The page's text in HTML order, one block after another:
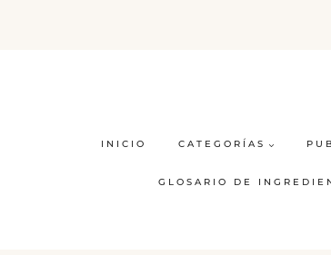
INICIO CATEGORÍAS
GLOSARIO DE